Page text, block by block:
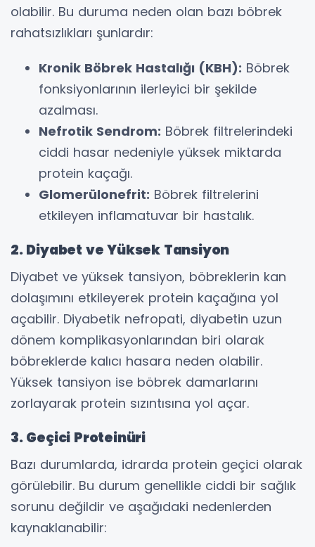
olabilir. Bu duruma neden olan bazı böbrek
rahatsızlıkları şunlardır:
Kronik Böbrek Hastalığı (KBH): Böbrek
fonksiyonlarının ilerleyici bir şekilde
azalması.
Nefrotik Sendrom: Böbrek filtrelerindeki
ciddi hasar nedeniyle yüksek miktarda
protein kaçağı.
Glomerülonefrit: Böbrek filtrelerini
etkileyen inflamatuvar bir hastalık.
2. Diyabet ve Yüksek Tansiyon
Diyabet ve yüksek tansiyon, böbreklerin kan
dolaşımını etkileyerek protein kaçağına yol
açabilir. Diyabetik nefropati, diyabetin uzun
dönem komplikasyonlarından biri olarak
böbreklerde kalıcı hasara neden olabilir.
Yüksek tansiyon ise böbrek damarlarını
zorlayarak protein sızıntısına yol açar.
3. Geçici Proteinüri
Bazı durumlarda, idrarda protein geçici olarak
görülebilir. Bu durum genellikle ciddi bir sağlık
sorunu değildir ve aşağıdaki nedenlerden
kaynaklanabilir: